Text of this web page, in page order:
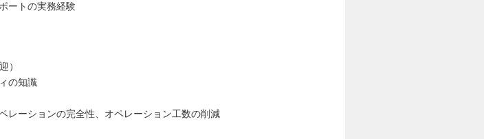
ートの実務経験
）
の知識
レーションの完全性、オペレーション工数の削減